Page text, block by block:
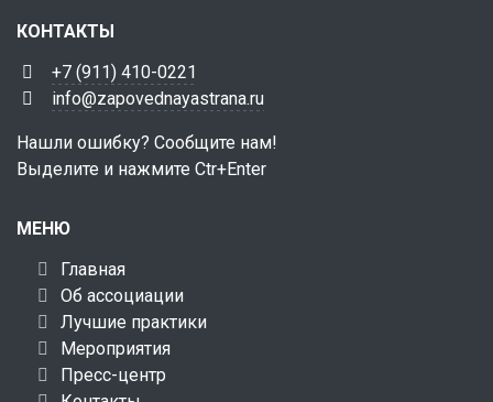
КОНТАКТЫ
+7 (911) 410-0221
info@zapovednayastrana.ru
Нашли ошибку? Сообщите нам!
Выделите и нажмите Ctr+Enter
МЕНЮ
Главная
Об ассоциации
Лучшие практики
Мероприятия
Пресс-центр